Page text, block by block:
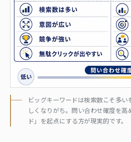
ビッグキーワードは検索数こそ多
しくなりがち。問い合わせ確度を
ド」を起点にする方が現実的です。